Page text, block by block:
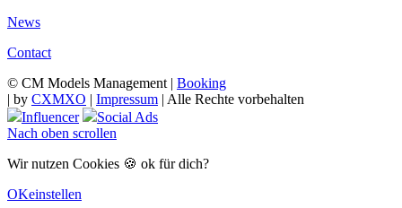
News
Contact
© CM Models Management | Booking
| by CXMXO | Impressum | Alle Rechte vorbehalten
Influencer
Social Ads
Nach oben scrollen
Wir nutzen Cookies 🍪 ok für dich?
OKeinstellen